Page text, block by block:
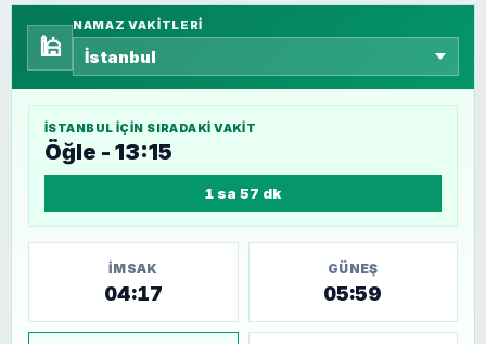
🕌
NAMAZ VAKITLERI
İSTANBUL IÇIN SIRADAKI VAKIT
Öğle - 13:15
1 sa 57 dk
İMSAK
04:17
GÜNEŞ
05:59